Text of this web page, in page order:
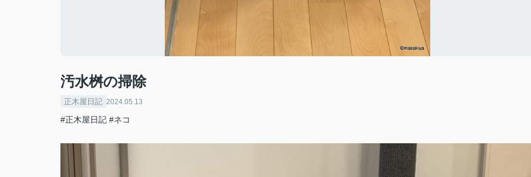
汚水桝の掃除
正木屋日記 2024.05.13
#正木屋日記 #ネコ